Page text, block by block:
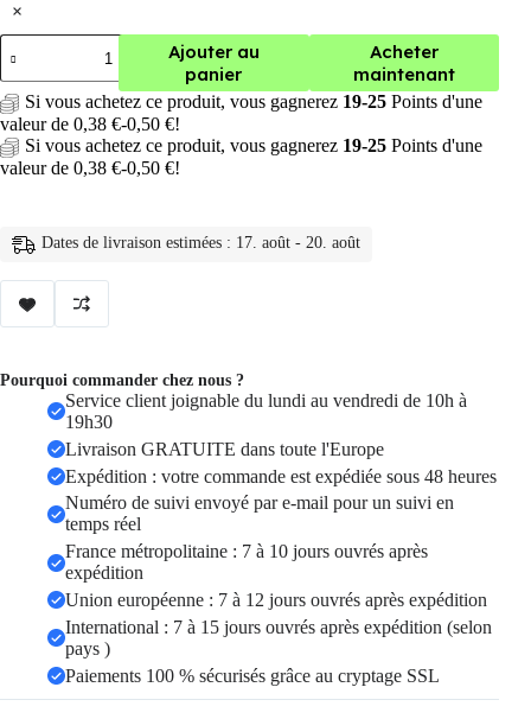
×
quantité
de
sonnette
video
sans
fil
intelligente
fi,
vidéo
Ajouter au
panier
Acheter
maintenant
Si vous achetez ce produit, vous gagnerez 19-25 Points d'une
valeur de 0,38 €-0,50 €!
Si vous achetez ce produit, vous gagnerez 19-25 Points d'une
valeur de 0,38 €-0,50 €!
Dates de livraison estimées : 17. août - 20. août
Pourquoi commander chez nous ?
Service client joignable du lundi au vendredi de 10h à
19h30
Livraison GRATUITE dans toute l'Europe
Expédition : votre commande est expédiée sous 48 heures
Numéro de suivi envoyé par e-mail pour un suivi en
temps réel
France métropolitaine : 7 à 10 jours ouvrés après
expédition
Union européenne : 7 à 12 jours ouvrés après expédition
International : 7 à 15 jours ouvrés après expédition (selon
pays )
Paiements 100 % sécurisés grâce au cryptage SSL